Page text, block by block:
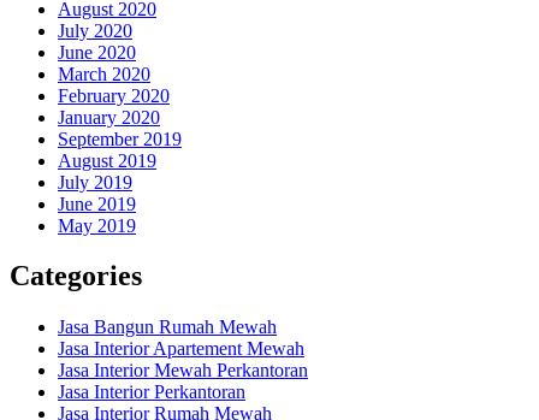
August 2020
July 2020
June 2020
March 2020
February 2020
January 2020
September 2019
August 2019
July 2019
June 2019
May 2019
Categories
Jasa Bangun Rumah Mewah
Jasa Interior Apartement Mewah
Jasa Interior Mewah Perkantoran
Jasa Interior Perkantoran
Jasa Interior Rumah Mewah